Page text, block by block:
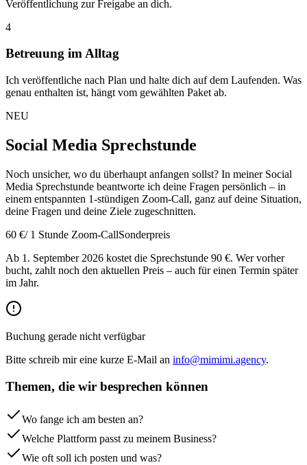
Veröffentlichung zur Freigabe an dich.
4
Betreuung im Alltag
Ich veröffentliche nach Plan und halte dich auf dem Laufenden. Was
genau enthalten ist, hängt vom gewählten Paket ab.
NEU
Social Media Sprechstunde
Noch unsicher, wo du überhaupt anfangen sollst? In meiner Social
Media Sprechstunde beantworte ich deine Fragen persönlich – in
einem entspannten 1-stündigen Zoom-Call, ganz auf deine Situation,
deine Fragen und deine Ziele zugeschnitten.
60 €/ 1 Stunde Zoom-CallSonderpreis
Ab 1. September 2026 kostet die Sprechstunde 90 €. Wer vorher
bucht, zahlt noch den aktuellen Preis – auch für einen Termin später
im Jahr.
Buchung gerade nicht verfügbar
Bitte schreib mir eine kurze E-Mail an info@mimimi.agency.
Themen, die wir besprechen können
Wo fange ich am besten an?
Welche Plattform passt zu meinem Business?
Wie oft soll ich posten und was?